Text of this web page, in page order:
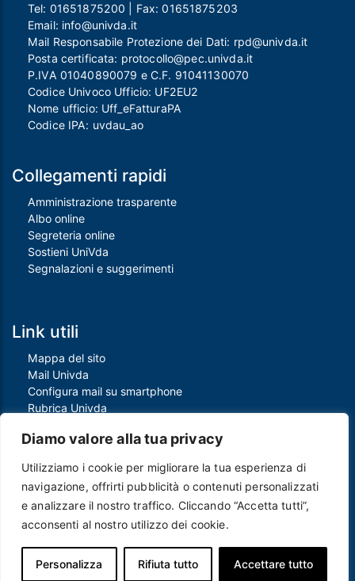
Diamo valore alla tua privacy
Utilizziamo i cookie per migliorare la tua esperienza di
navigazione, offrirti pubblicità o contenuti personalizzati
e analizzare il nostro traffico. Cliccando “Accetta tutti”,
acconsenti al nostro utilizzo dei cookie.
Personalizza Rifiuta tutto Accettare tutto
Tel: 01651875200 | Fax:01651875203
Email: info@univda.it
Mail Responsabile Protezione dei Dati: rpd@univda.it
Posta certificata: protocollo@pec.univda.it
P.IVA 01040890079 e C.F. 91041130070
Codice Univoco Ufficio: UF2EU2
Nome ufficio: Uff_eFatturaPA
Codice IPA: uvdau_ao
Collegamenti rapidi
Amministrazione trasparente
Albo online
Segreteria online
Sostieni UniVda
Segnalazioni e suggerimenti
Link utili
Mappa del sito
Mail Univda
Configura mail su smartphone
Rubrica Univda
Piè di pagina
Crediti
Note legali
Contatti
Privacy e Cookie policy
Protezione dei dati personali